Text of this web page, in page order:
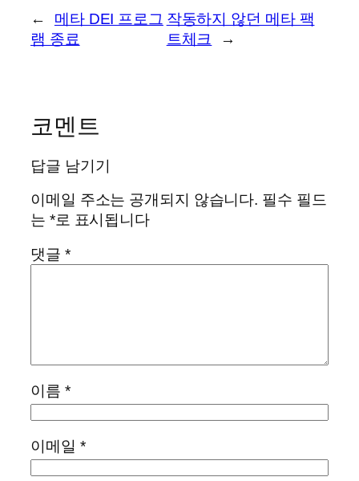
←
메타 DEI 프로그
램 종료
작동하지 않던 메타 팩
트체크
→
코멘트
답글 남기기
이메일 주소는 공개되지 않습니다. 필수 필드
는 *로 표시됩니다
댓글 *
이름 *
이메일 *